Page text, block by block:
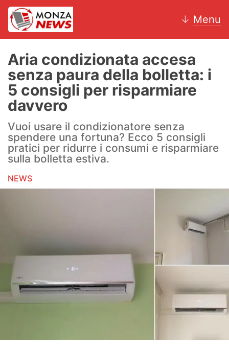
↓ Menu
News
AC Monza
Calcio
Motori
Volley
Pallamano
Aria condizionata accesa
senza paura della bolletta: i
5 consigli per risparmiare
davvero
Vuoi usare il condizionatore senza
spendere una fortuna? Ecco 5 consigli
pratici per ridurre i consumi e risparmiare
sulla bolletta estiva.
NEWS